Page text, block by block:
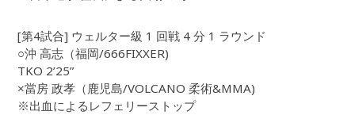
[第4試合] ウェルター級 1 回戦 4 分 1 ラウンド
○沖 高志（福岡/666FIXXER)
TKO 2’25”
×當房 政孝（鹿児島/VOLCANO 柔術&MMA)
※出血によるレフェリーストップ